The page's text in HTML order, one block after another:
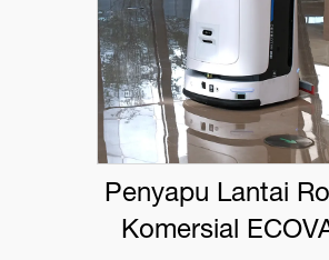
Penyapu Lantai
Komersial